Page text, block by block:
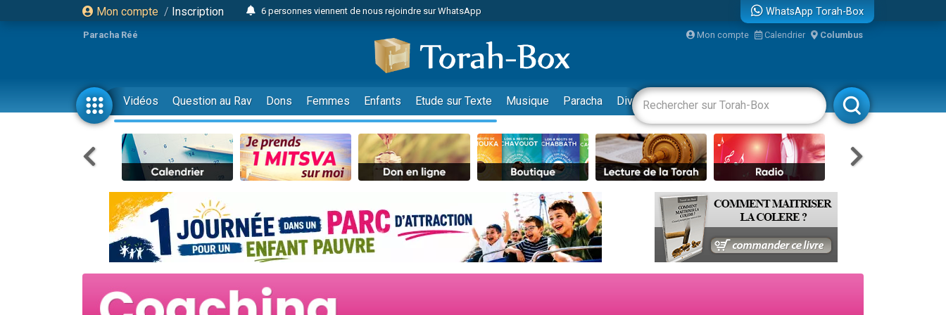
Mon compte / Inscription
6 personnes viennent de nous rejoindre sur WhatsApp
2 personnes viennent de faire un don pour 1 Journée de Vacances Pour les Enfants
17 personnes viennent de demander une bénédiction
4 personnes viennent de nous rejoindre sur WhatsApp
Il reste 49 places pour étudier en groupe sur Zoom
23 personnes viennent de faire un don pour Diane, 80 ans, dans un appartement insalubre
Eva vient de donner son Maasser
4 personnes viennent de nous rejoindre sur WhatsApp
3 personnes viennent de faire un don pour 5 jours de vacances aux Orphelins
Odaya vient de donner son Maasser
13 personnes viennent de demander une bénédiction
2 personnes viennent de nous rejoindre sur WhatsApp
30 personnes viennent de faire un don pour Sauvez la jambe de Yohan
WhatsApp Torah-Box
Paracha Réé Mon compte Calendrier Columbus
Vidéos Question au Rav Dons Femmes Enfants Etude sur Texte Musique Paracha Divertissements Livres Rabbanim